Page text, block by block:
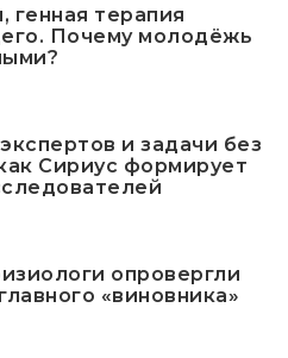
терапия
Почему молодёжь
и задачи без
Сириус формирует
опровергли
«виновника»